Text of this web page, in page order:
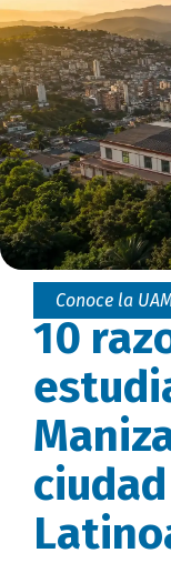
Conoce la
10